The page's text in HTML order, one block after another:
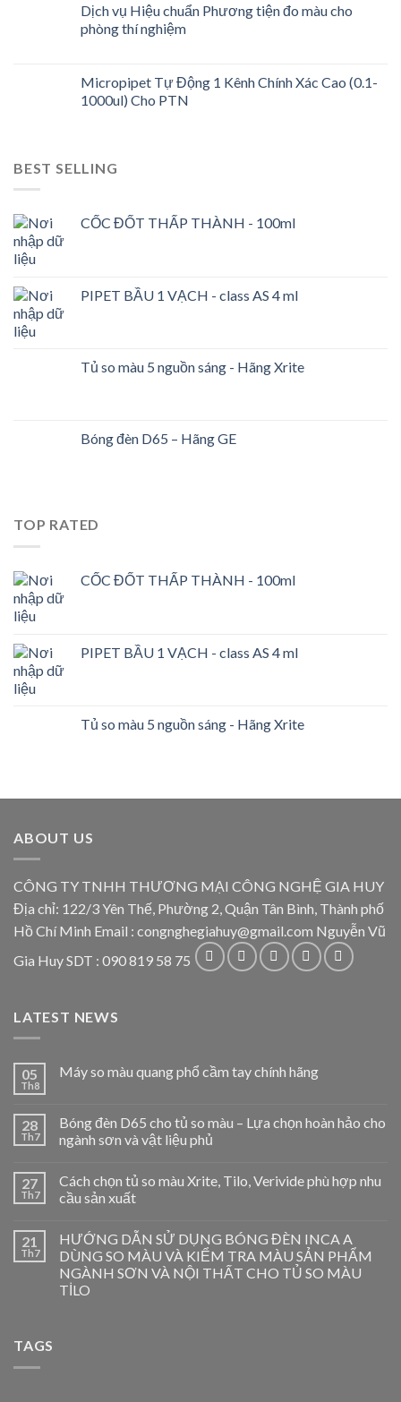
Dịch vụ Hiệu chuẩn Phương tiện đo màu cho
phòng thí nghiệm
Micropipet Tự Động 1 Kênh Chính Xác Cao (0.1-
1000ul) Cho PTN
BEST SELLING
CỐC ĐỐT THẤP THÀNH - 100ml
PIPET BẦU 1 VẠCH - class AS 4 ml
Tủ so màu 5 nguồn sáng - Hãng Xrite
Bóng đèn D65 – Hãng GE
TOP RATED
CỐC ĐỐT THẤP THÀNH - 100ml
PIPET BẦU 1 VẠCH - class AS 4 ml
Tủ so màu 5 nguồn sáng - Hãng Xrite
ABOUT US
CÔNG TY TNHH THƯƠNG MẠI CÔNG NGHỆ GIA HUY
Địa chỉ: 122/3 Yên Thế, Phường 2, Quận Tân Bình, Thành phố
Hồ Chí Minh Email : congnghegiahuy@gmail.com Nguyễn Vũ
Gia Huy SDT : 090 819 58 75
LATEST NEWS
05
Th8
Máy so màu quang phổ cầm tay chính hãng
28
Th7
Bóng đèn D65 cho tủ so màu – Lựa chọn hoàn hảo cho
ngành sơn và vật liệu phủ
27
Th7
Cách chọn tủ so màu Xrite, Tilo, Verivide phù hợp nhu
cầu sản xuất
21
Th7
HƯỚNG DẪN SỬ DỤNG BÓNG ĐÈN INCA A
DÙNG SO MÀU VÀ KIỂM TRA MÀU SẢN PHẨM
NGÀNH SƠN VÀ NỘI THẤT CHO TỦ SO MÀU
TİLO
TAGS